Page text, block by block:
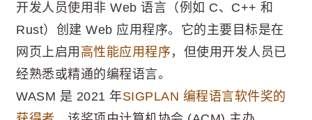
开发人员使用非 Web 语言（例如 C、C++ 和
Rust）创建 Web 应用程序。它的主要目标是在
网页上启用 高性能应用程序，但使用开发人员已
经熟悉或精通的编程语言。
WASM 是 2021 年SIGPLAN 编程语言软件奖的